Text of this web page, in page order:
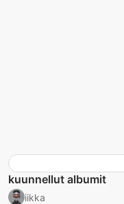
kuunnellut albumit
iikka